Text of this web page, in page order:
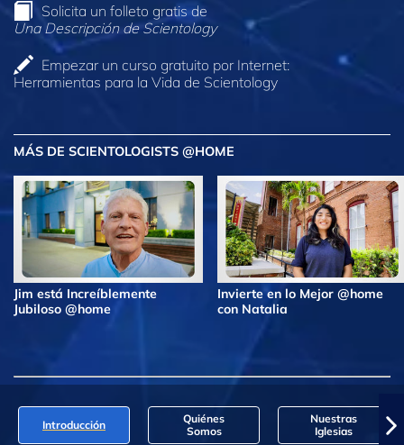
Solicita un folleto gratis de
Una Descripción de Scientology
Empezar un curso gratuito por Internet:
Herramientas para la Vida de Scientology
MÁS DE SCIENTOLOGISTS @HOME
Jim está Increíblemente
Jubiloso @home
Invierte en lo Mejor @home
con Natalia
Introducción
Quiénes
Somos
Nuestras
Iglesias